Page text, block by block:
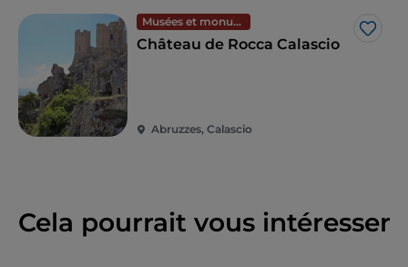
Un décor de cinéma à ciel ouvert, mais aussi une
scène unique pour les grands événements sportifs
et, surtout, une destination qu'un
un bikepacker ne peut manquer de prendre en
compte dans sa
dans le centre de l'Italie. Un véritable voyage en sac à
Musées et monuments
Château de Rocca Calascio
Abruzzes, Calascio
Cela pourrait vous intéresser